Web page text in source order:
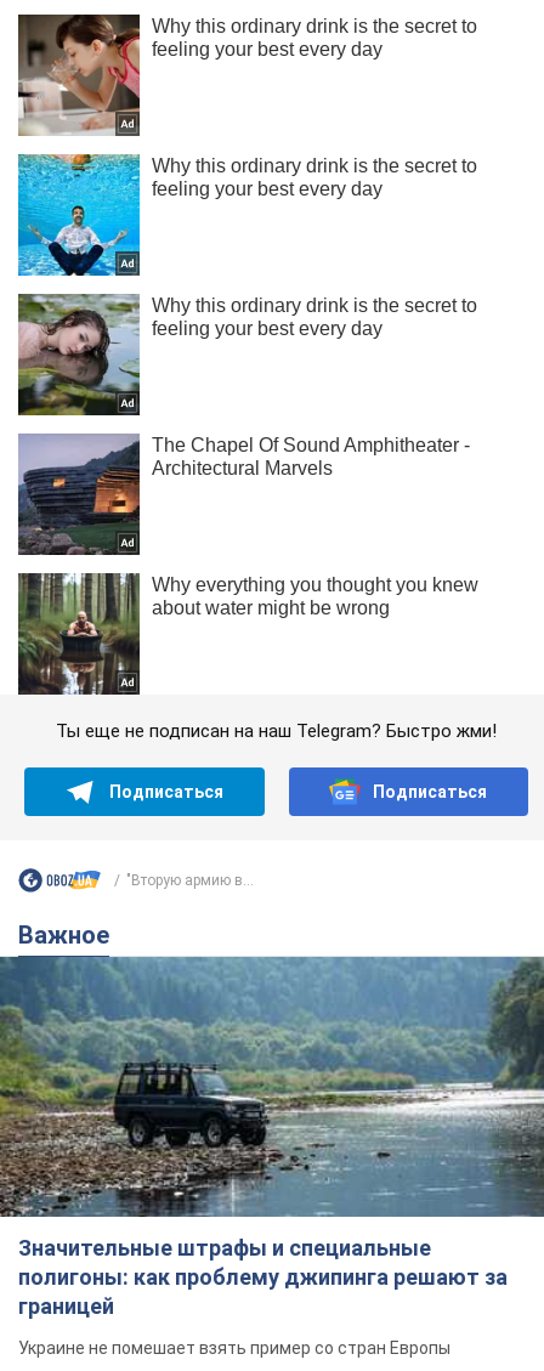
Ты еще не подписан на наш Telegram? Быстро жми!
Подписаться Подписаться
"Вторую армию в...
Важное
Значительные штрафы и специальные
полигоны: как проблему джипинга решают за
границей
Украине не помешает взять пример со стран Европы